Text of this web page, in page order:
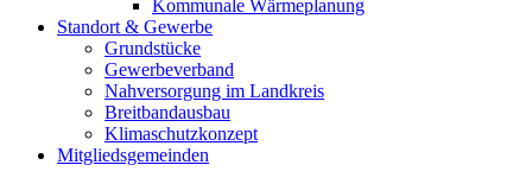
Kommunale Wärmeplanung
Standort & Gewerbe
Grundstücke
Gewerbeverband
Nahversorgung im Landkreis
Breitbandausbau
Klimaschutzkonzept
Mitgliedsgemeinden